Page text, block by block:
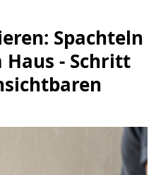
Spachteln
Haus - Schritt